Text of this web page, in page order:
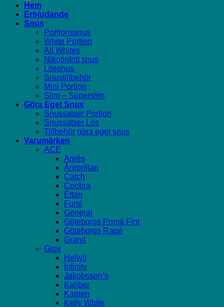
Hem
Erbjudande
Snus
Portionssnus
White Portion
All Whites
Nikotinfritt snus
Lössnus
Snustillbehör
Mini Portion
Slim – Superslim
Göra Eget Snus
Snussatser Portion
Snussatser Lös
Tillbehör göra eget snus
Varumärken
ACE
Après
Åreprillan
Catch
Coobra
Ettan
Fumi
General
Göteborgs Prima Fint
Göteborgs Rapé
Granit
Grov
Helwit
Infinity
Jakobsson’s
Kaliber
Kapten
Kelly White